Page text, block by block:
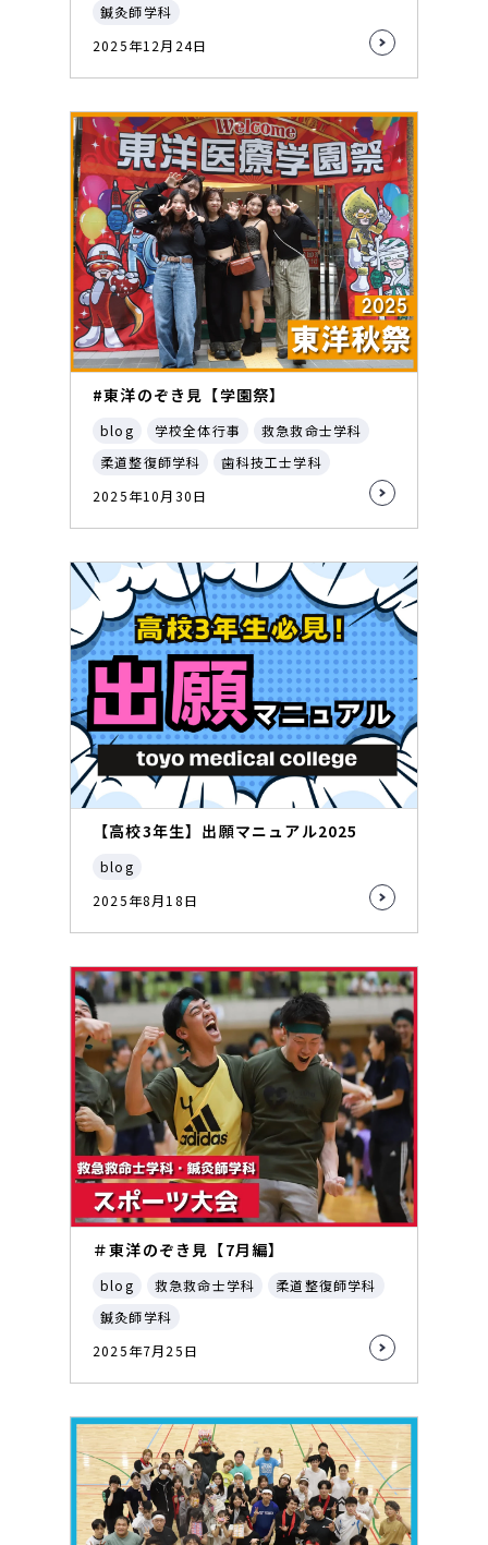
鍼灸師学科
2025年12月24日
#東洋のぞき見【学園祭】
blog 学校全体行事
救急救命士学科
柔道整復師学科
歯科技工士学科
2025年10月30日
【高校3年生】出願マニュアル2025
blog
2025年8月18日
＃東洋のぞき見【7月編】
blog 救急救命士学科
柔道整復師学科
鍼灸師学科
2025年7月25日